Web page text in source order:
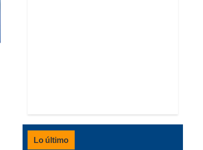
Lo último